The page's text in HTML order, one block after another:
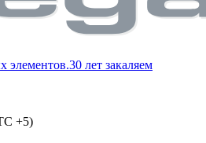
элементов.30 лет закаляем
+5)